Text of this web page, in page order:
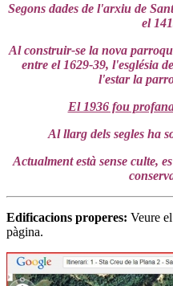
Segons dades de l'arxiu de
el
Al construir-se la nova
entre el 1629-39, l'església
l'estar la
El 1936 fou
Al llarg dels segles ha
Actualment està sense culte,
Edificacions properes: Veure
pàgina.